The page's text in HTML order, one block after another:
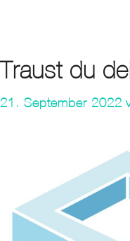
Traust du
21. September 2022